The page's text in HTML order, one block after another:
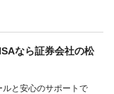
なら証券会社の松
と安心のサポートで